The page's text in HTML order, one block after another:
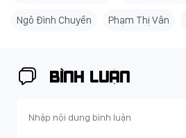
Ngô Đình Chuyền Phạm Thị Vân
BÌNH LUẬN